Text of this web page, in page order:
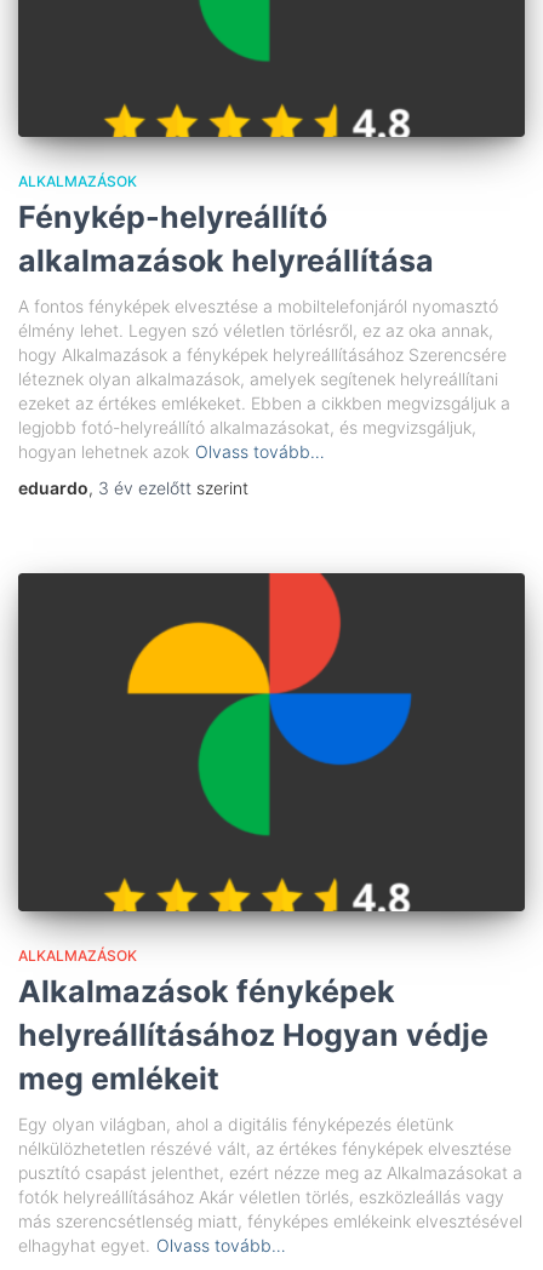
ALKALMAZÁSOK
Fénykép-helyreállító
alkalmazások helyreállítása
A fontos fényképek elvesztése a mobiltelefonjáról nyomasztó
élmény lehet. Legyen szó véletlen törlésről, ez az oka annak,
hogy Alkalmazások a fényképek helyreállításához Szerencsére
léteznek olyan alkalmazások, amelyek segítenek helyreállítani
ezeket az értékes emlékeket. Ebben a cikkben megvizsgáljuk a
legjobb fotó-helyreállító alkalmazásokat, és megvizsgáljuk,
hogyan lehetnek azok Olvass tovább…
eduardo, 3 év ezelőtt szerint
ALKALMAZÁSOK
Alkalmazások fényképek
helyreállításához Hogyan védje
meg emlékeit
Egy olyan világban, ahol a digitális fényképezés életünk
nélkülözhetetlen részévé vált, az értékes fényképek elvesztése
pusztító csapást jelenthet, ezért nézze meg az Alkalmazásokat a
fotók helyreállításához Akár véletlen törlés, eszközleállás vagy
más szerencsétlenség miatt, fényképes emlékeink elvesztésével
elhagyhat egyet.
Olvass tovább…